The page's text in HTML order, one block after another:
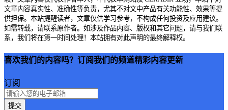
文章内容真实性、准确性等负责，尤其不对文中产品有关功能性、效果等提
供担保。本站提醒读者，文章仅供学习参考，不构成任何投资及应用建议。
如需转载，请联系原作者。如涉及作品内容、版权和其它问题，请与我们联
系，我们将在第一时间处理！本站拥有对此声明的最终解释权。
喜欢我们的内容吗？订阅我们的频道精彩内容更新
订阅
提交